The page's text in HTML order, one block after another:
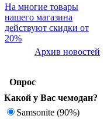
На многие товары
нашего магазина
действуют скидки от
20%
Архив новостей
Опрос
Какой у Вас чемодан?
Samsonite (90%)